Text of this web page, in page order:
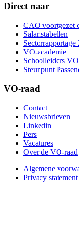
Direct naar
CAO voortgezet
Salaristabellen
Sectorrapportage
VO-academie
Schoolleiders VO
Steunpunt
VO-raad
Contact
Nieuwsbrieven
Linkedin
Pers
Vacatures
Over de VO-raad
Algemene
Privacy statement